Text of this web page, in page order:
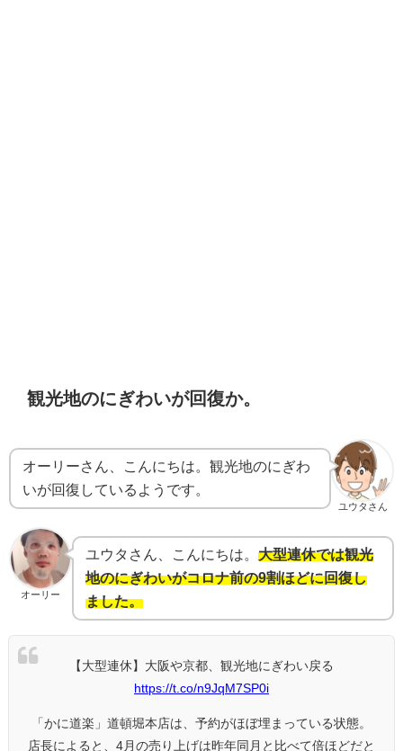
観光地のにぎわいが回復か。
ユウタさん
オーリーさん、こんにちは。観光地のにぎわ
いが回復しているようです。
オーリー
ユウタさん、こんにちは。 大型連休では観光
地のにぎわいがコロナ前の9割ほどに回復し
ました。
【大型連休】大阪や京都、観光地にぎわい戻る
https://t.co/n9JqM7SP0i
「かに道楽」道頓堀本店は、予約がほぼ埋まっている状態。
店長によると、4月の売り上げは昨年同月と比べて倍ほどだと